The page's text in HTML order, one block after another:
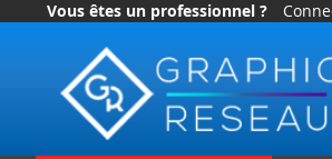
Vous êtes un professionnel ?
Allez
contenu